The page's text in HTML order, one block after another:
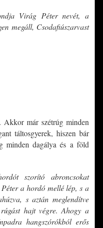
Virág Péter nevét, a
megáll, Csodafiúszarvast
Akkor már szétrúg minden
táltosgyerek, hiszen bár
minden dagálya és a föld
szorító abroncsokat
a hordó mellé lép, s a
s aztán meglendítve
hajt végre. Ahogy a
hangszórókból erős